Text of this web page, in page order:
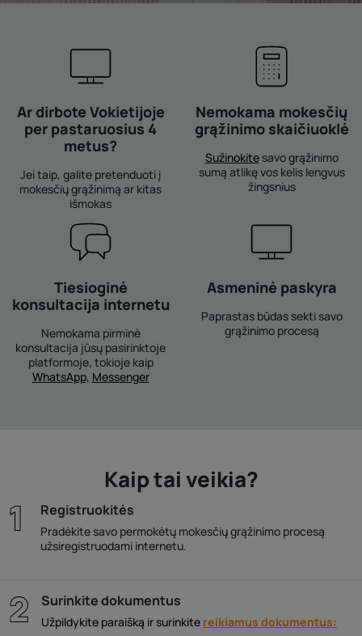
Ar dirbote Vokietijoje
per pastaruosius 4
metus?
Jei taip, galite pretenduoti į
mokesčių grąžinimą ar kitas
išmokas
Nemokama mokesčių
grąžinimo skaičiuoklė
Sužinokitesavo grąžinimo
sumą atlikę vos kelis lengvus
žingsnius
Tiesioginė
konsultacija internetu
Nemokama pirminė
konsultacija jūsų pasirinktoje
platformoje, tokioje kaip
WhatsApp, Messenger
Asmeninė paskyra
Paprastas būdas sekti savo
grąžinimo procesą
Kaip tai veikia?
Registruokitės
Pradėkite savo permokėtų mokesčių grąžinimo procesą
užsiregistruodami internetu.
Surinkite dokumentus
Užpildykite paraišką ir surinkite reikiamus dokumentus: